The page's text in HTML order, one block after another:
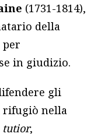
(1731-1814),
della
per
in giudizio.
gli
rifugiò nella
tutior,